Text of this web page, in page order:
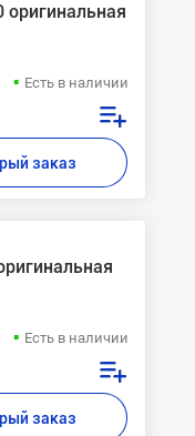
Есть в наличии
заказ
Есть в наличии
заказ